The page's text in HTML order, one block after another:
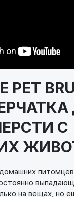
С
на вещах, но